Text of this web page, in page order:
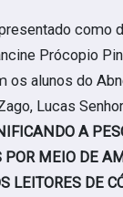
como
Prócopio
os alunos do
Lucas
A
POR MEIO DE
LEITORES DE